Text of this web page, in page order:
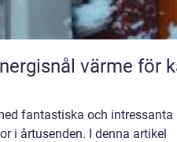
fantastiska och intressanta
i årtusenden. I denna artikel